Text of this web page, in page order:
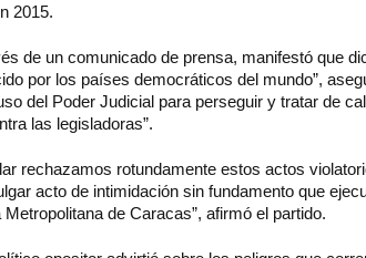
2015.
de un comunicado de prensa, manifestó que
por los países democráticos del mundo”,
del Poder Judicial para perseguir y tratar de
las legisladoras”.
rechazamos rotundamente estos actos
acto de intimidación sin fundamento que
de Caracas”, afirmó el partido.